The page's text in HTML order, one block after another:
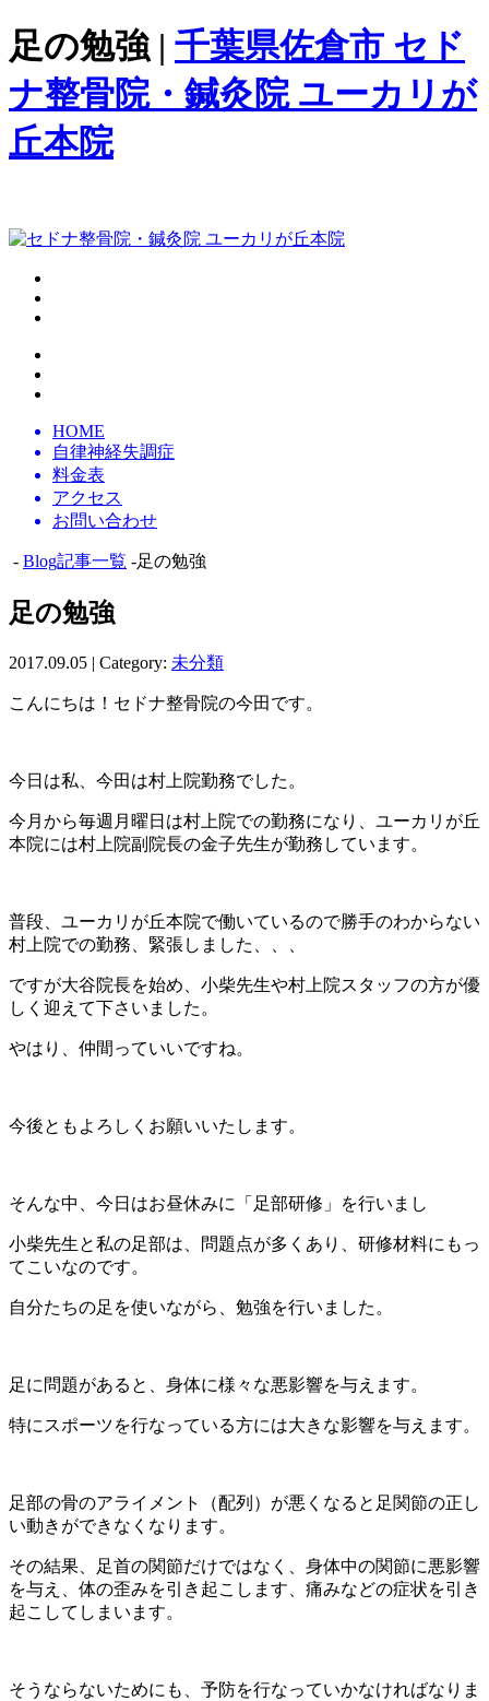
足の勉強 | 千葉県佐倉市 セド
ナ整骨院・鍼灸院 ユーカリが
丘本院
HOME
自律神経失調症
料金表
アクセス
お問い合わせ
- Blog記事一覧 -足の勉強
足の勉強
2017.09.05 | Category: 未分類
こんにちは！セドナ整骨院の今田です。
今日は私、今田は村上院勤務でした。
今月から毎週月曜日は村上院での勤務になり、ユーカリが丘
本院には村上院副院長の金子先生が勤務しています。
普段、ユーカリが丘本院で働いているので勝手のわからない
村上院での勤務、緊張しました、、、
ですが大谷院長を始め、小柴先生や村上院スタッフの方が優
しく迎えて下さいました。
やはり、仲間っていいですね。
今後ともよろしくお願いいたします。
そんな中、今日はお昼休みに「足部研修」を行いまし
小柴先生と私の足部は、問題点が多くあり、研修材料にもっ
てこいなのです。
自分たちの足を使いながら、勉強を行いました。
足に問題があると、身体に様々な悪影響を与えます。
特にスポーツを行なっている方には大きな影響を与えます。
足部の骨のアライメント（配列）が悪くなると足関節の正し
い動きができなくなります。
その結果、足首の関節だけではなく、身体中の関節に悪影響
を与え、体の歪みを引き起こします、痛みなどの症状を引き
起こしてしまいます。
そうならないためにも、予防を行なっていかなければなりま